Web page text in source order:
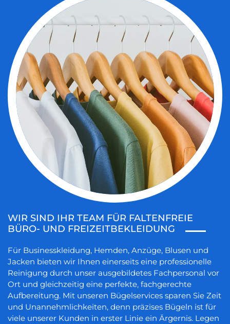
WIR SIND IHR TEAM FÜR FALTENFREIE
BÜRO- UND FREIZEITBEKLEIDUNG
Für Businesskleidung, Hemden, Anzüge, Blusen und
Jacken bieten wir Ihnen einerseits eine professionelle
Reinigung durch unser ausgebildetes Fachpersonal vor
Ort und gleichzeitig eine perfekte, fachgerechte
Aufbereitung. Mit unseren Bügelservices sparen Sie Zeit
und Unannehmlichkeiten, denn präzises Bügeln ist für
viele unserer Kunden in erster Linie ein Ärgernis. Legen